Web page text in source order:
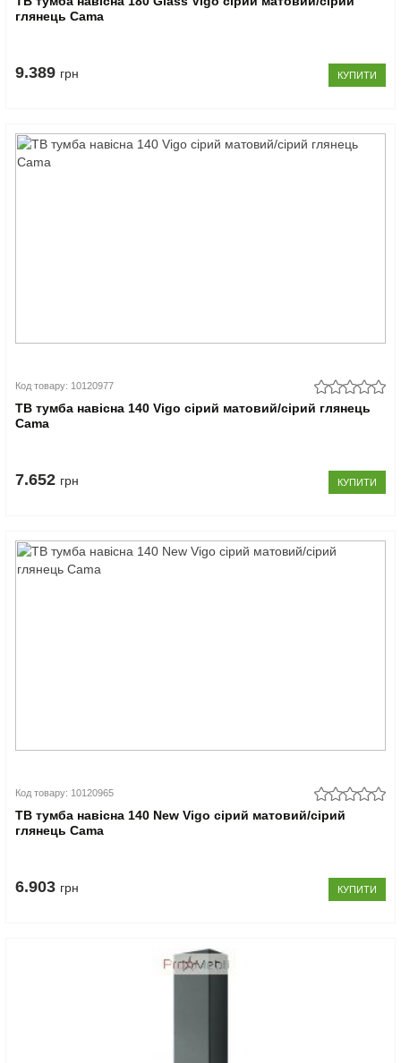
глянець Cama
9.389 грн КУПИТИ
Код товару: 10120977
ТВ тумба навісна 140 Vigo сірий матовий/сірий глянець
Cama
7.652 грн КУПИТИ
Код товару: 10120965
ТВ тумба навісна 140 New Vigo сірий матовий/сірий
глянець Cama
6.903 грн КУПИТИ